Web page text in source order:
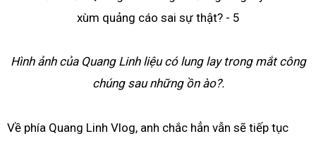
Hình ảnh của Quang Linh liệu có lung lay trong mắt công
chúng sau những ồn ào?.
Về phía Quang Linh Vlog, anh chắc hẳn vẫn sẽ tiếp tục